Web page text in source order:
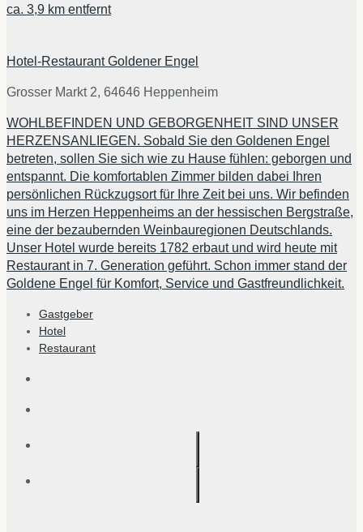
ca. 3,9 km entfernt
Hotel-Restaurant Goldener Engel
Grosser Markt 2, 64646 Heppenheim
WOHLBEFINDEN UND GEBORGENHEIT SIND UNSER
HERZENSANLIEGEN. Sobald Sie den Goldenen Engel
betreten, sollen Sie sich wie zu Hause fühlen: geborgen und
entspannt. Die komfortablen Zimmer bilden dabei Ihren
persönlichen Rückzugsort für Ihre Zeit bei uns. Wir befinden
uns im Herzen Heppenheims an der hessischen Bergstraße,
eine der bezaubernden Weinbauregionen Deutschlands.
Unser Hotel wurde bereits 1782 erbaut und wird heute mit
Restaurant in 7. Generation geführt. Schon immer stand der
Goldene Engel für Komfort, Service und Gastfreundlichkeit.
Gastgeber
Hotel
Restaurant